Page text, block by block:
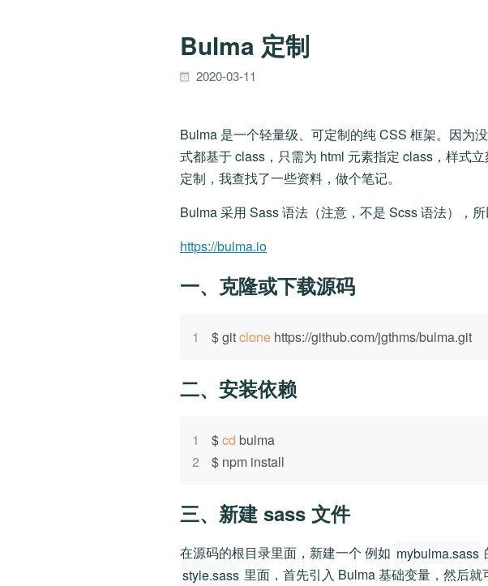
Bulma 定制
2020-03-11
Bulma 是一个轻量级、可定制的纯 CSS 框架。因为
式都基于 class，只需为 html 元素指定 class，样式
定制，我查找了一些资料，做个笔记。
Bulma 采用 Sass 语法（注意，不是 Scss 语法），
https://bulma.io
一、克隆或下载源码
1 $ git clone https://github.com/jgthms/bulma.git
二、安装依赖
1
2
$ cd bulma
$ npm install
三、新建 sass 文件
在源码的根目录里面，新建一个 例如 mybulma.sass
style.sass 里面，首先引入 Bulma 基础变量，然后就